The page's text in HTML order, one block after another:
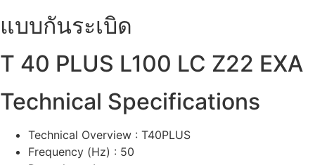
แบบกันระเบิด
T 40 PLUS L100 LC Z22 EXA
Technical Specifications
Technical Overview : T40PLUS
Frequency (Hz) : 50